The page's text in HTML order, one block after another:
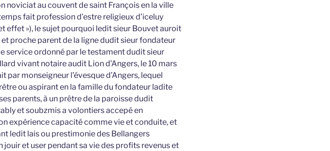
au couvent de saint François en la ville
fait profession d’estre religieux d’iceluy
effet »), le sujet pourquoi ledit sieur Bouvet auroit
proche parent de la ligne dudit sieur fondateur
service ordonné par le testament dudit sieur
vivant notaire audit Lion d’Angers, le 10 mars
monseigneur l’évesque d’Angers, lequel
ou aspirant en la famille du fondateur ladite
parents, à un prêtre de la paroisse dudit
et soubzmis a volontiers accepé en
expérience capacité comme vie et conduite, et
ledit lais ou prestimonie des Bellangers
et user pendant sa vie des profits revenus et